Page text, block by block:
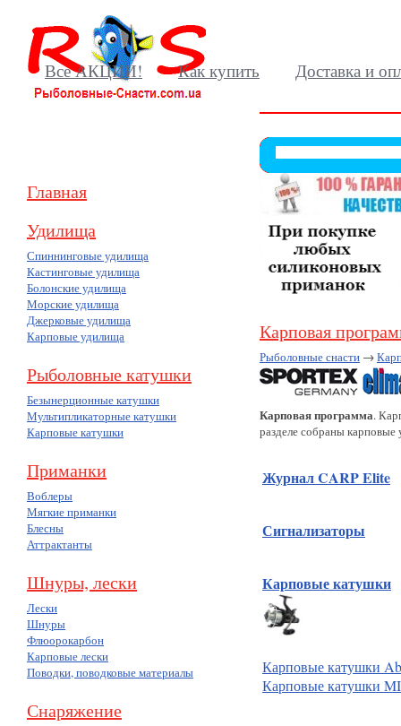
Все АКЦИИ! Как купить Доставка и
Главная
Удилища
Спиннинговые удилища
Кастинговые удилища
Болонские удилища
Морские удилища
Джерковые удилища
Карповые удилища
Рыболовные катушки
Безынерционные катушки
Мультипликаторные катушки
Карповые катушки
Приманки
Воблеры
Мягкие приманки
Блесны
Аттрактанты
Шнуры, лески
Лески
Шнуры
Флюорокарбон
Карповые лески
Поводки, поводковые материалы
Снаряжение
Карповая
Рыболовные снасти →
Карповая программа.
раз­де­ле соб­ра­ны кар­по­вые
Журнал CARP Elite
Сигнализаторы
Карповые катушки
Карповые катушки
Карповые катушки